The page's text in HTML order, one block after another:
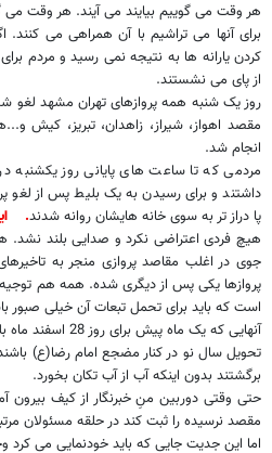
هر وقت می گوییم بیایند می آیند. هر وقت
برای آنها می تراشیم با آن همراهی می کنند.
کردن یارانه ها به نتیجه نمی رسید و مردم
از پای می نشستند.
روز یک شنبه همه پروازهای تهران مشهد لغو شد.
مقصد اهواز، شیراز، زاهدان، تبریز، کیش
انجام شد.
مردمی که تا ساعت های پایانی روز یکشنبه
داشتند و برای رسیدن به یک بلیط پس از لغو
پا دراز تر به سوی خانه هایشان روانه شدند.
هیچ فردی اعتراضی نکرد و صدایی بلند نشد.
جوی در اغلب مقاصد پروازی منجر به
پروازها یکی پس از دیگری شده. همه هم
است که باید برای تحمل تبعات آن خیلی صبور
آنهایی که یک ماه
تحویل سال نو در کنار مضجع امام رضا(ع)
برگشتند بدون اینکه آب از آب تکان بخورد.
حتی وقتی دوربین منِ خبرنگار از کیف بیرون
مقصد نرسیده را ثبت کند در حلقه مسئولان
اما این جدیت جایی که باید خودنمایی می کرد